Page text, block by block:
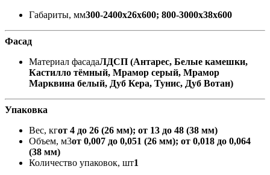
Габариты, мм300-2400х26х600; 800-3000х38х600
Фасад
Материал фасадаЛДСП (Антарес, Белые камешки,
Кастилло тёмный, Мрамор серый, Мрамор
Марквина белый, Дуб Кера, Тунис, Дуб Вотан)
Упаковка
Вес, кгот 4 до 26 (26 мм); от 13 до 48 (38 мм)
Объем, м3от 0,007 до 0,051 (26 мм); от 0,018 до 0,064
(38 мм)
Количество упаковок, шт1